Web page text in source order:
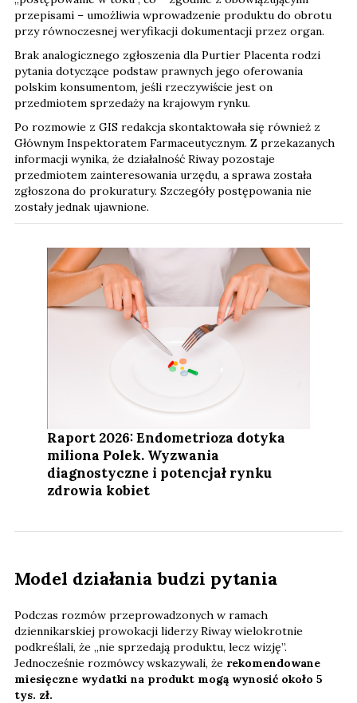
przepisami – umożliwia wprowadzenie produktu do obrotu
przy równoczesnej weryfikacji dokumentacji przez organ.
Brak analogicznego zgłoszenia dla Purtier Placenta rodzi
pytania dotyczące podstaw prawnych jego oferowania
polskim konsumentom, jeśli rzeczywiście jest on
przedmiotem sprzedaży na krajowym rynku.
Po rozmowie z GIS redakcja skontaktowała się również z
Głównym Inspektoratem Farmaceutycznym. Z przekazanych
informacji wynika, że działalność Riway pozostaje
przedmiotem zainteresowania urzędu, a sprawa została
zgłoszona do prokuratury. Szczegóły postępowania nie
zostały jednak ujawnione.
Raport 2026: Endometrioza dotyka
miliona Polek. Wyzwania
diagnostyczne i potencjał rynku
zdrowia kobiet
Model działania budzi pytania
Podczas rozmów przeprowadzonych w ramach
dziennikarskiej prowokacji liderzy Riway wielokrotnie
podkreślali, że „nie sprzedają produktu, lecz wizję”.
Jednocześnie rozmówcy wskazywali, że rekomendowane
miesięczne wydatki na produkt mogą wynosić około 5
tys. zł.